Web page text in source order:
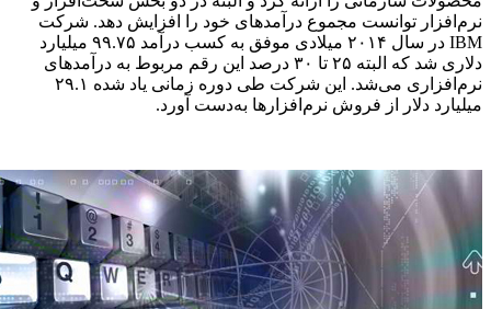
نرم‌افزار توانست مجموع درآمدهای خود را افزایش دهد. شرکت
IBM در سال ۲۰۱۴ میلادی موفق به کسب درآمد ۹۹.۷۵ میلیارد
دلاری شد که البته ۲۵ تا ۳۰ درصد این رقم مربوط به درآمدهای
نرم‌افزاری می‌شد. این شرکت طی دوره زمانی یاد شده ۲۹.۱
میلیارد دلار از فروش نرم‌افزارها به‌دست آورد.